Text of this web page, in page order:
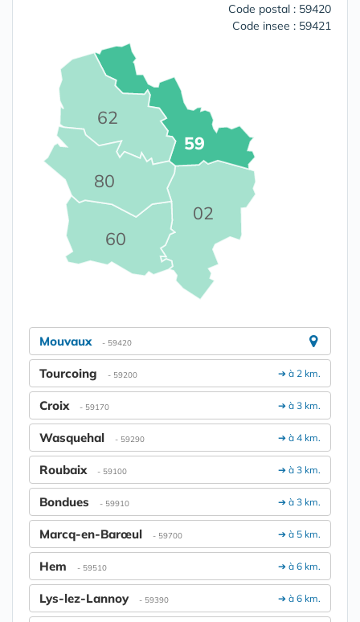
Code postal : 59420
Code insee : 59421
02
59
60
62
80
Mouvaux - 59420
➔ à 2 km.
Tourcoing - 59200
➔ à 3 km.
Croix - 59170
➔ à 4 km.
Wasquehal - 59290
➔ à 3 km.
Roubaix - 59100
➔ à 3 km.
Bondues - 59910
➔ à 5 km.
Marcq-en-Barœul - 59700
➔ à 6 km.
Hem - 59510
➔ à 6 km.
Lys-lez-Lannoy - 59390